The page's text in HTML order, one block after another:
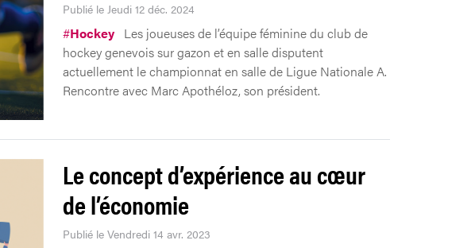
Publié le Jeudi 12 déc. 2024
#Hockey Les joueuses de l’équipe féminine du club de
hockey genevois sur gazon et en salle disputent
actuellement le championnat en salle de Ligue Nationale A.
Rencontre avec Marc Apothéloz, son président.
Le concept d’expérience au cœur
de l’économie
Publié le Vendredi 14 avr. 2023